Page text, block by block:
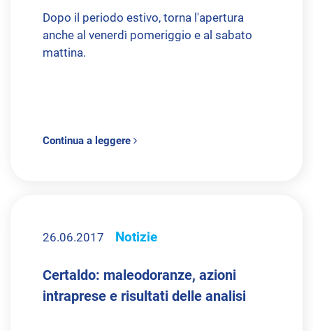
Dopo il periodo estivo, torna l'apertura
anche al venerdì pomeriggio e al sabato
mattina.
Continua a leggere
26.06.2017 Notizie
Certaldo: maleodoranze, azioni
intraprese e risultati delle analisi